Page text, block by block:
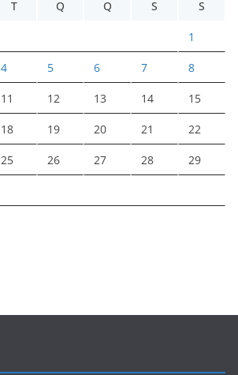
T Q Q S S
1
4 5 6 7 8
11 12 13 14 15
18 19 20 21 22
25 26 27 28 29